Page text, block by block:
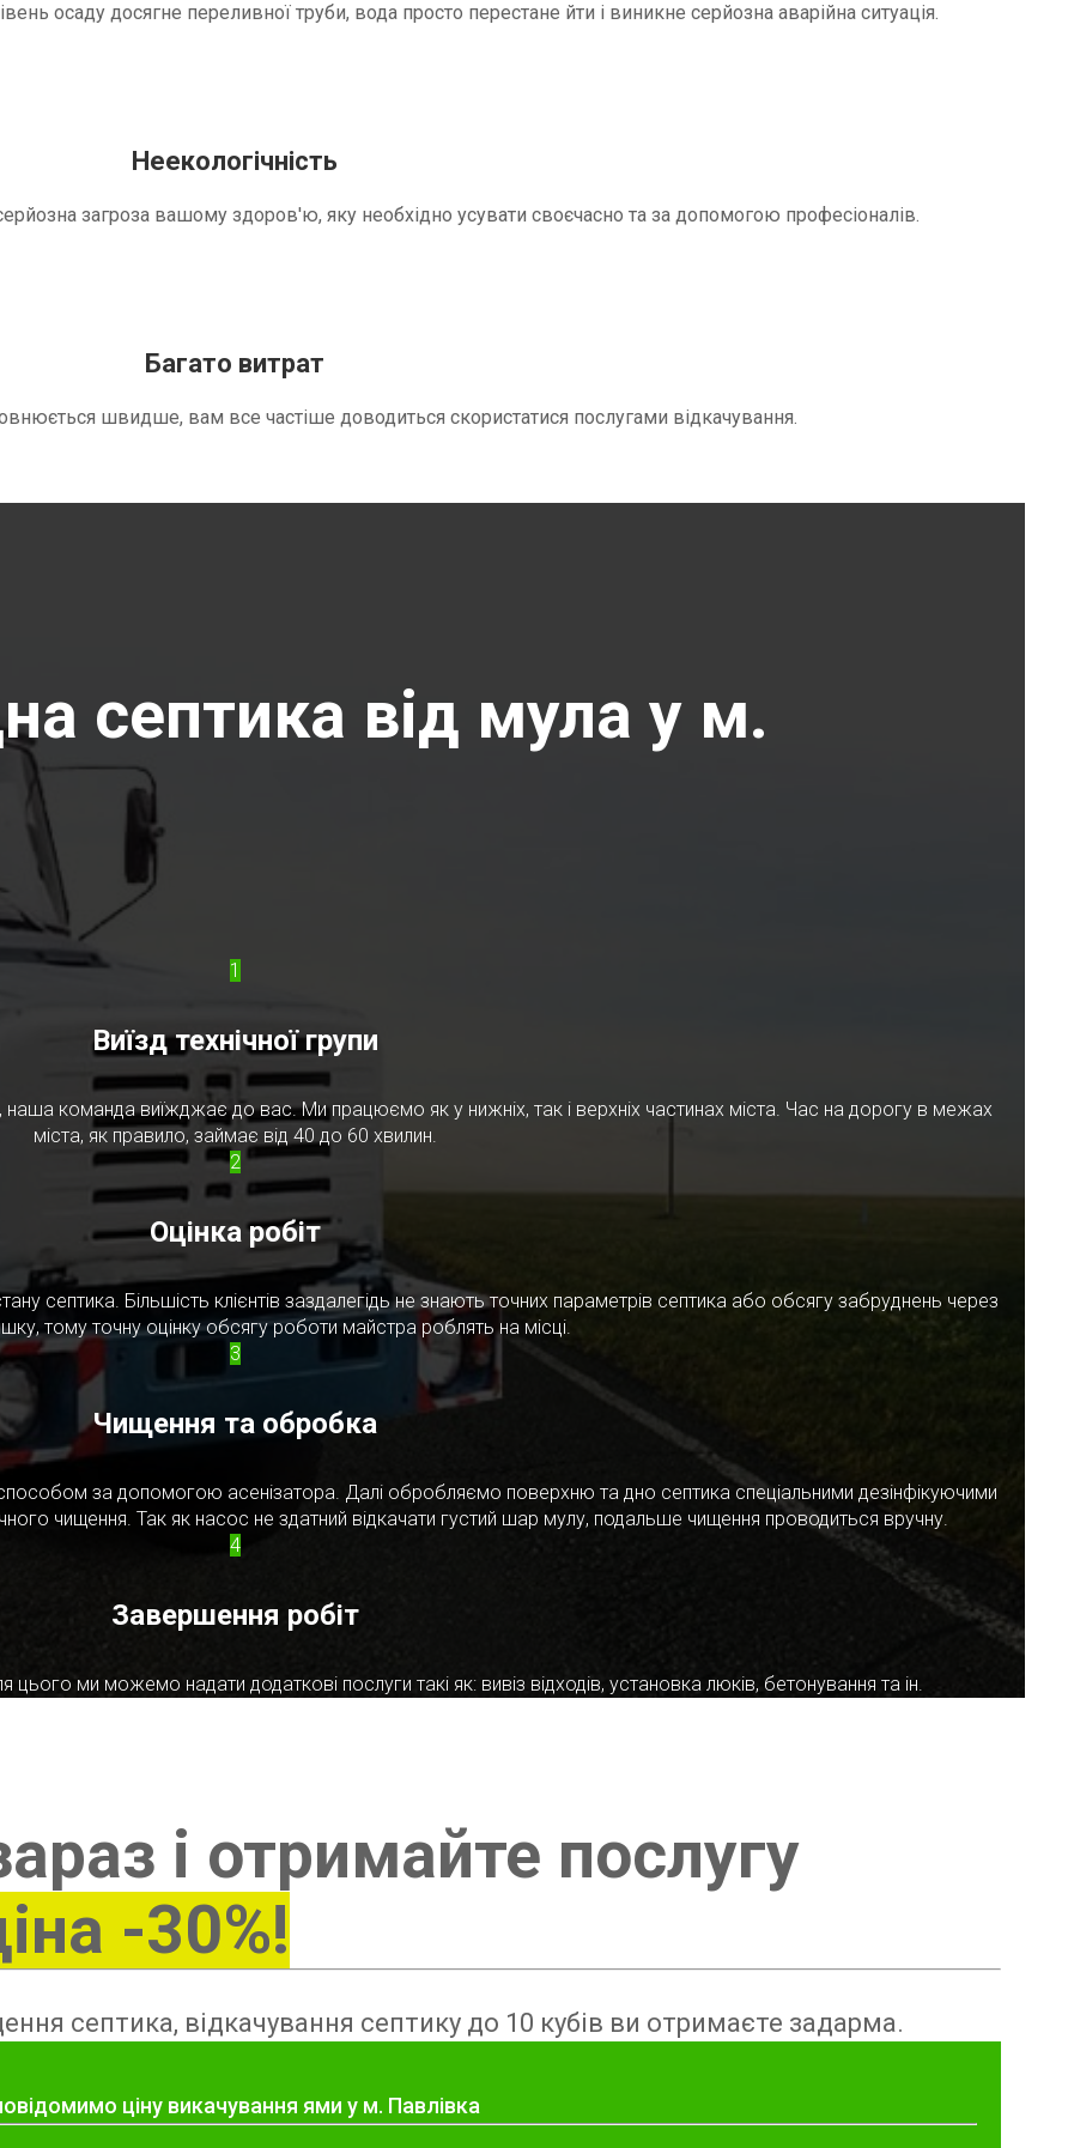
осаду досягне переливної труби, вода просто перестане йти і виникне серйозна аварійна ситуація.
Неекологічність
загроза вашому здоров'ю, яку необхідно усувати своєчасно та за допомогою професіоналів.
Багато витрат
швидше, вам все частіше доводиться скористатися послугами відкачування.
септика від мула у м.
1
Виїзд технічної групи
наша команда виїжджає до вас. Ми працюємо як у нижніх, так і верхніх частинах міста. Час на дорогу в межах
міста, як правило, займає від 40 до 60 хвилин.
2
Оцінка робіт
септика. Більшість клієнтів заздалегідь не знають точних параметрів септика або обсягу забруднень через
тому точну оцінку обсягу роботи майстра роблять на місці.
3
Чищення та обробка
за допомогою асенізатора. Далі обробляємо поверхню та дно септика спеціальними дезінфікуючими
чищення. Так як насос не здатний відкачати густий шар мулу, подальше чищення проводиться вручну.
4
Завершення робіт
ми можемо надати додаткові послуги такі як: вивіз відходів, установка люків, бетонування та ін.
і отримайте послугу
-30%!
септика, відкачування септику до 10 кубів ви отримаєте задарма.
ціну викачування ями у м. Павлівка